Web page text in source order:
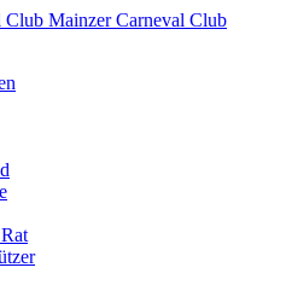
Mainzer Carneval Club